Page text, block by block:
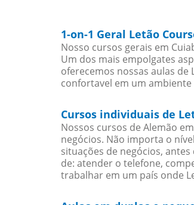
1-on-1 Geral Letão
Nosso cursos gerais em
Um dos mais empolgates
oferecemos nossas aulas
confortavel em um ambiente
Cursos individuais de
Nossos cursos de Alemão
negócios. Não importa o
situações de negócios,
de: atender o telefone,
trabalhar em um país onde